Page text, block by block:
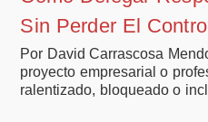
Sin Perder El
Por David Carrascosa
proyecto empresarial o
ralentizado, bloqueado o